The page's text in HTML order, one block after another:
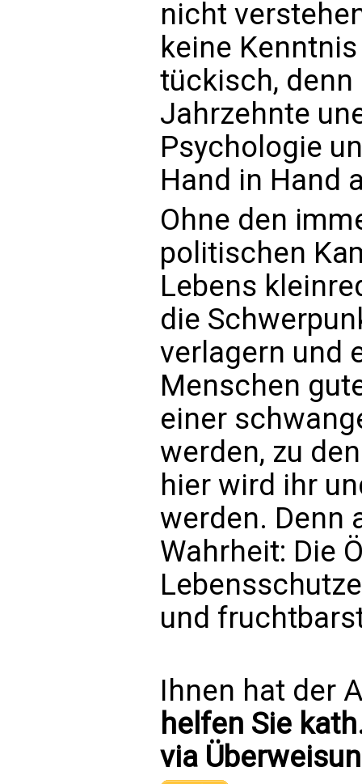
nicht
keine
tückisch,
Jahrzehnte
Psychologie
Hand in Hand
Ohne den
politischen
Lebens
die
verlagern und
Menschen
einer
werden, zu
hier wird ihr
werden. Denn
Wahrheit: Die
und
Ihnen hat der
helfen Sie
via